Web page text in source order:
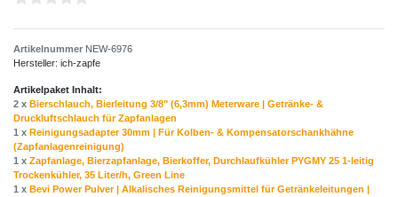
Artikelnummer NEW-6976
Hersteller: ich-zapfe
Artikelpaket Inhalt:
2 x Bierschlauch, Bierleitung 3/8" (6,3mm) Meterware | Getränke- &
Druckluftschlauch für Zapfanlagen
1 x Reinigungsadapter 30mm | Für Kolben- & Kompensatorschankhähne
(Zapfanlagenreinigung)
1 x Zapfanlage, Bierzapfanlage, Bierkoffer, Durchlaufkühler PYGMY 25 1-leitig
Trockenkühler, 35 Liter/h, Green Line
1 x Bevi Power Pulver | Alkalisches Reinigungsmittel für Getränkeleitungen |